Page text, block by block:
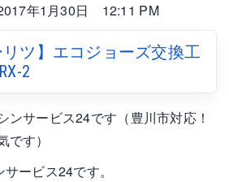
年1月30日 12:11 PM
ツ】エコジョーズ交換工
2
ンサービス24です（豊川市対応！
す）
ービス24です。